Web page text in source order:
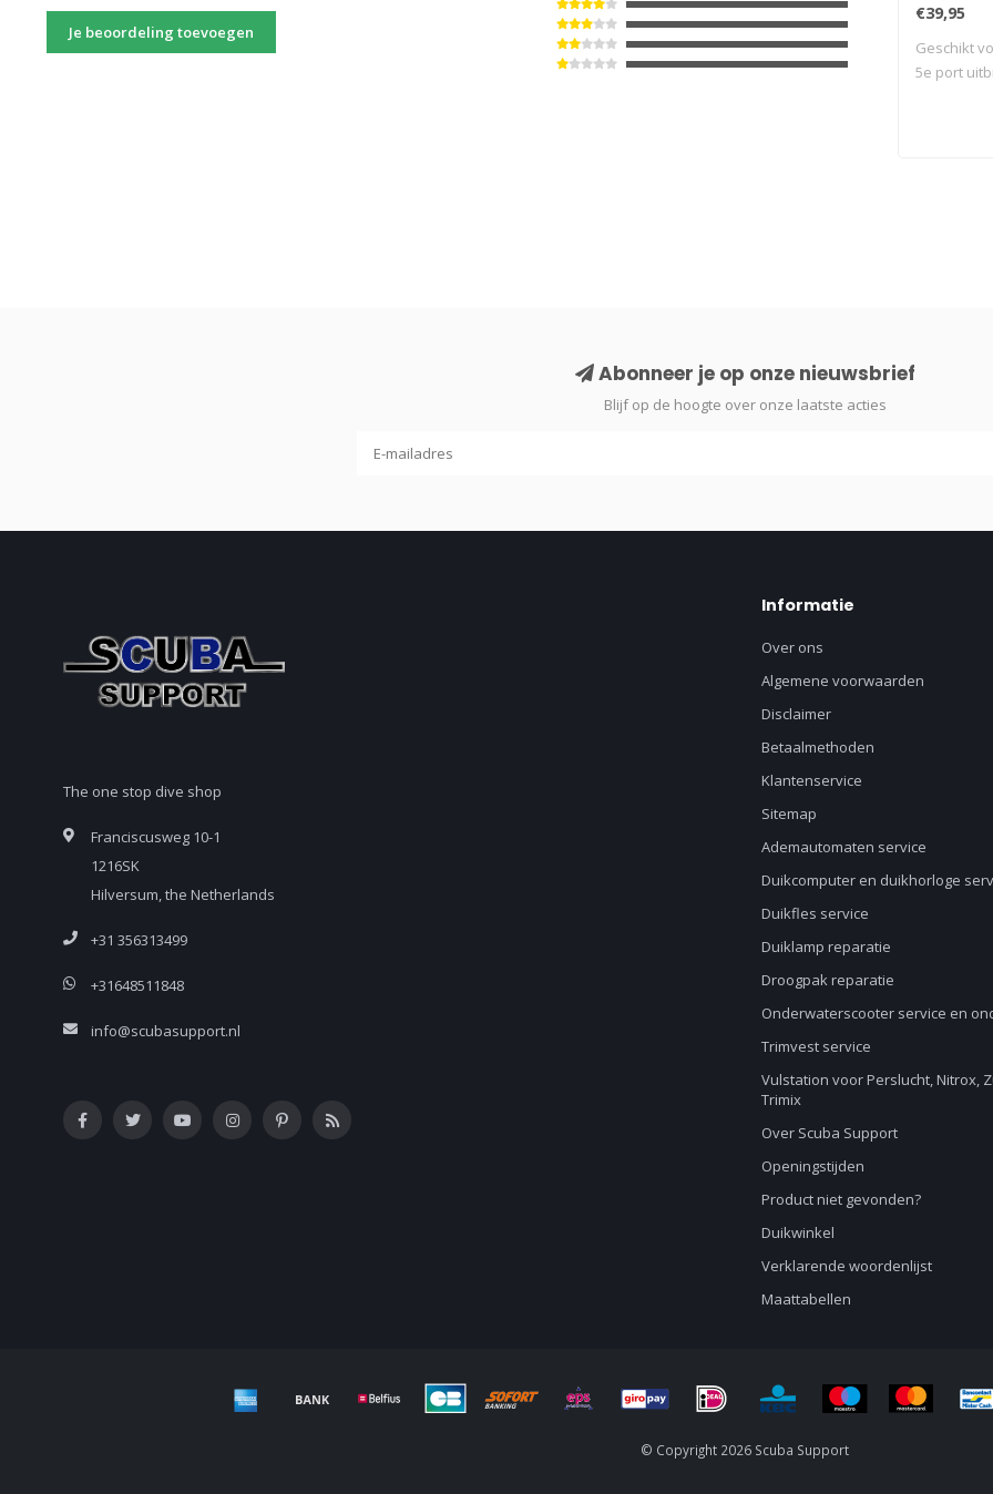
Je beoordeling toevoegen
€39,95
Geschikt
5e port
Abonneer je op onze nieuwsbrief
Blijf op de hoogte over onze laatste acties
The one stop dive shop
Franciscusweg 10-1
1216SK
Hilversum, the Netherlands
+31 356313499
+31648511848
info@scubasupport.nl
Informatie
Over ons
Algemene voorwaarden
Disclaimer
Betaalmethoden
Klantenservice
Sitemap
Ademautomaten service
Duikcomputer en duikhorloge
Duikfles service
Duiklamp reparatie
Droogpak reparatie
Onderwaterscooter service en
Trimvest service
Vulstation voor Perslucht, Nitrox,
Trimix
Over Scuba Support
Openingstijden
Product niet gevonden?
Duikwinkel
Verklarende woordenlijst
Maattabellen
© Copyright 2026 Scuba Support